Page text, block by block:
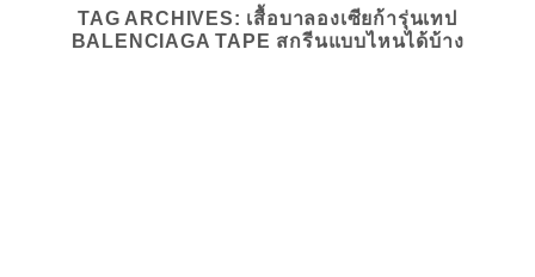
TAG ARCHIVES: เสื้อบาลองเซียก้ารุ่นเทป
BALENCIAGA TAPE สกรีนแบบไหนได้บ้าง